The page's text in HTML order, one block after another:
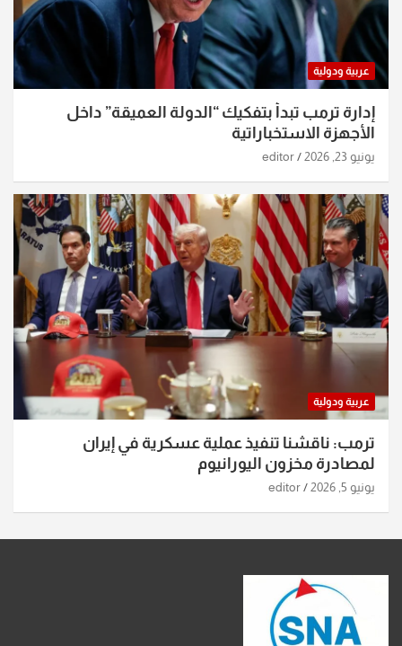
عربية ودولية
إدارة ترمب تبدأ بتفكيك “الدولة العميقة” داخل
الأجهزة الاستخباراتية
يونيو 23, 2026 editor
عربية ودولية
ترمب: ناقشنا تنفيذ عملية عسكرية في إيران
لمصادرة مخزون اليورانيوم
يونيو 5, 2026 editor